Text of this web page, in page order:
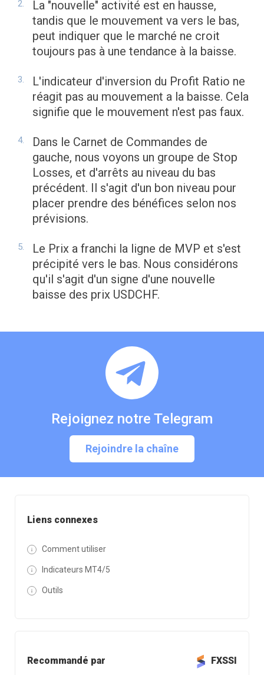
Liens connexes
Comment utiliser
Indicateurs MT4/5
Outils
Recommandé par FXSSI
La "nouvelle" activité est en hausse,
tandis que le mouvement va vers le bas,
peut indiquer que le marché ne croit
toujours pas à une tendance à la baisse.
L'indicateur d'inversion du Profit Ratio ne
réagit pas au mouvement a la baisse. Cela
signifie que le mouvement n'est pas faux.
Dans le Carnet de Commandes de
gauche, nous voyons un groupe de Stop
Losses, et d'arrêts au niveau du bas
précédent. Il s'agit d'un bon niveau pour
placer prendre des bénéfices selon nos
prévisions.
Le Prix a franchi la ligne de MVP et s'est
précipité vers le bas. Nous considérons
qu'il s'agit d'un signe d'une nouvelle
baisse des prix USDCHF.
Rejoignez notre Telegram
Rejoindre la chaîne